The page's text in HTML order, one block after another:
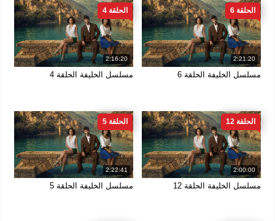
2:21:20
الحلقة 6
مسلسل الخليفة الحلقة 6
2:16:20
الحلقة 4
مسلسل الخليفة الحلقة 4
2:00:00
الحلقة 12
مسلسل الخليفة الحلقة 12
2:22:41
الحلقة 5
مسلسل الخليفة الحلقة 5